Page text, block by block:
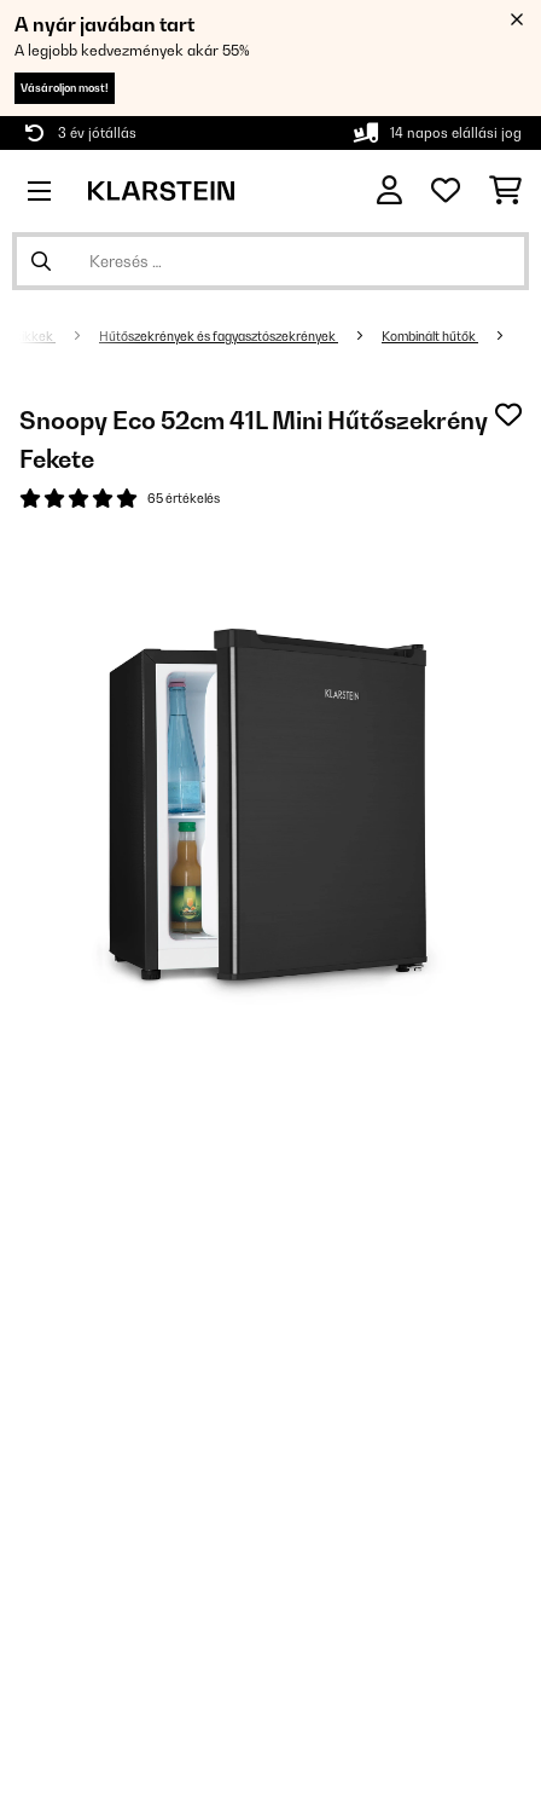
A nyár javában tart
A legjobb kedvezmények akár 55%
Vásároljon most!
3 év jótállás 14 napos elállási jog
cikkek Hűtőszekrények és fagyasztószekrények Kombinált hűtők
Snoopy Eco 52cm 41L Mini Hűtőszekrény
Fekete
65 értékelés